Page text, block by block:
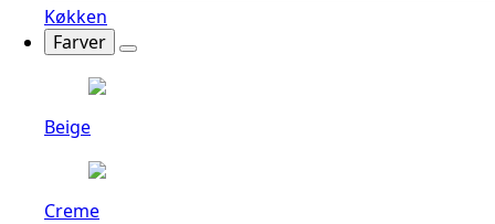
Køkken
Farver
Beige
Creme